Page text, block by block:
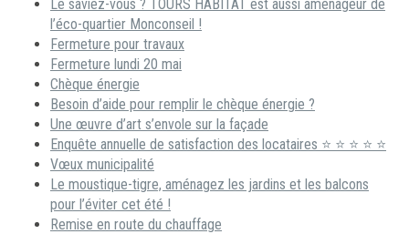
Le saviez-vous ? TOURS HABITAT est aussi aménageur de
l’éco-quartier Monconseil !
Fermeture pour travaux
Fermeture lundi 20 mai
Chèque énergie
Besoin d’aide pour remplir le chèque énergie ?
Une œuvre d’art s’envole sur la façade
Enquête annuelle de satisfaction des locataires ⭐ ⭐ ⭐ ⭐ ⭐
Vœux municipalité
Le moustique-tigre, aménagez les jardins et les balcons
pour l’éviter cet été !
Remise en route du chauffage